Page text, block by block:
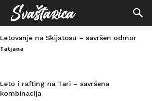
Letovanje na Skijatosu – savršen odmor
Tatjana
Leto i rafting na Tari – savršena
kombinacija